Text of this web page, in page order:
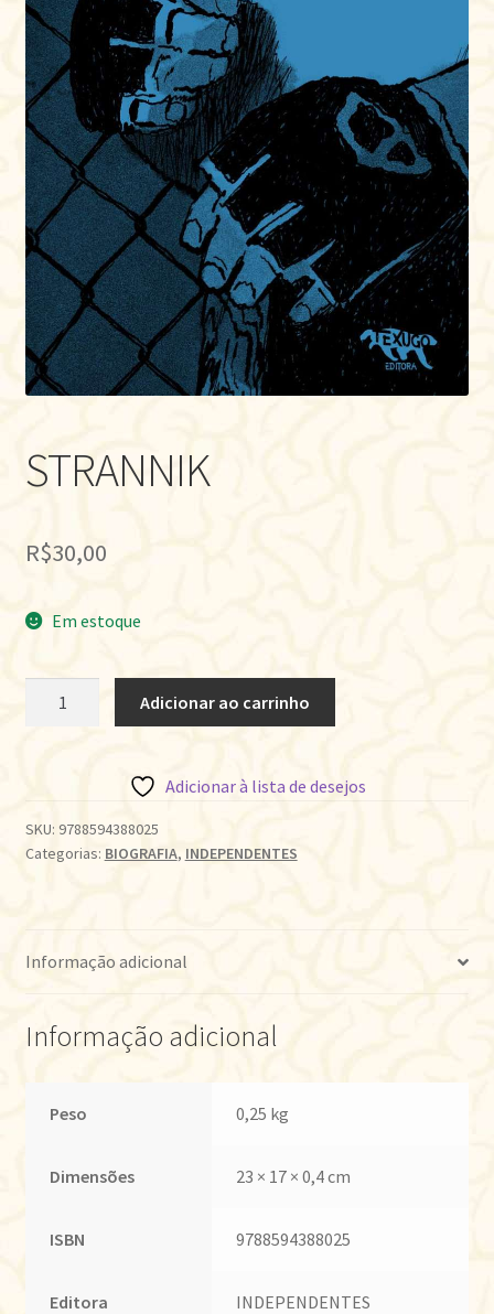
STRANNIK
R$30,00
Em estoque
Adicionar ao carrinho
Adicionar à lista de desejos
SKU: 9788594388025
Categorias: BIOGRAFIA, INDEPENDENTES
Informação adicional
Informação adicional
Peso 0,25 kg
Dimensões 23 × 17 × 0,4 cm
ISBN 9788594388025
Editora INDEPENDENTES